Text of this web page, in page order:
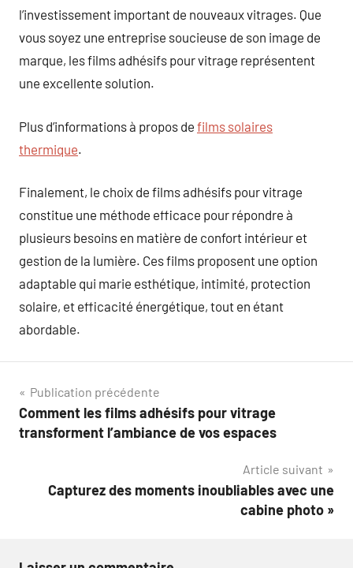
l’investissement important de nouveaux vitrages. Que
vous soyez une entreprise soucieuse de son image de
marque, les films adhésifs pour vitrage représentent
une excellente solution.
Plus d’informations à propos de films solaires
thermique.
Finalement, le choix de films adhésifs pour vitrage
constitue une méthode efficace pour répondre à
plusieurs besoins en matière de confort intérieur et
gestion de la lumière. Ces films proposent une option
adaptable qui marie esthétique, intimité, protection
solaire, et efficacité énergétique, tout en étant
abordable.
Navigation
de
Publication précédente
Comment les films adhésifs pour vitrage
transforment l’ambiance de vos espaces
Article suivant
Capturez des moments inoubliables avec une
cabine photo »